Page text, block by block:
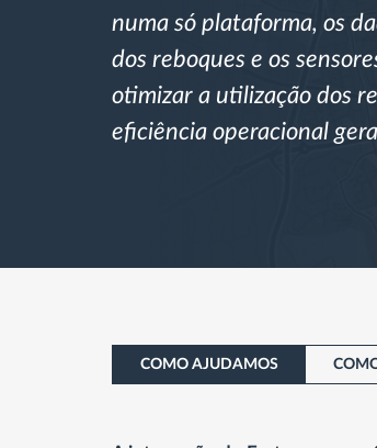
Ver todas as
numa só plataforma, os
dos reboques e os
otimizar a utilização dos
eficiência operacional
COMO AJUDAMOS